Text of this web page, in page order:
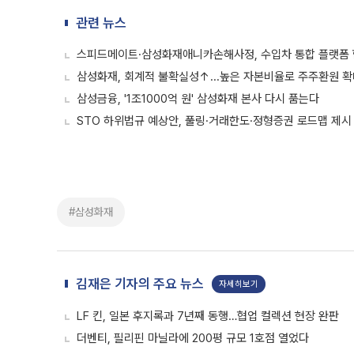
관련 뉴스
스피드메이트·삼성화재애니카손해사정, 수입차 통합 플랫폼
삼성화재, 회계적 불확실성↑...높은 자본비율로 주주환원
삼성금융, '1조1000억 원' 삼성화재 본사 다시 품는다
STO 하위법규 예상안, 풀링·거래한도·정형증권 로드맵 제시
#삼성화재
김재은 기자의 주요 뉴스 자세히보기
LF 킨, 일본 후지록과 7년째 동행…협업 컬렉션 현장 완판
더벤티, 필리핀 마닐라에 200평 규모 1호점 열었다